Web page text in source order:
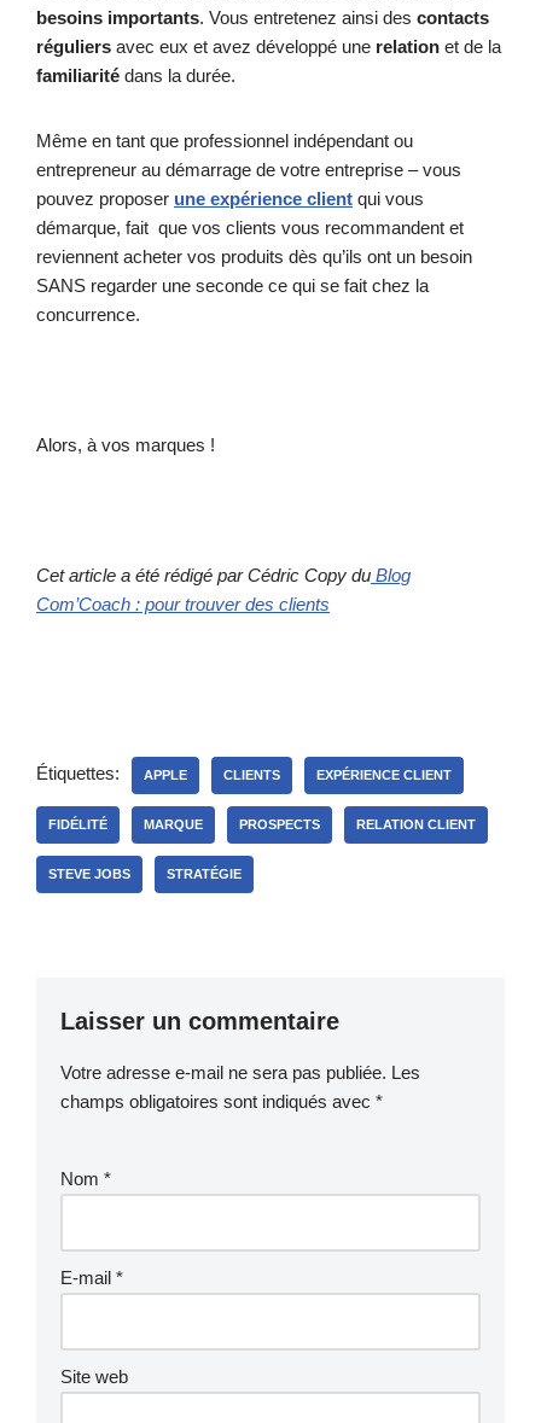
besoins importants. Vous entretenez ainsi des contacts
réguliers avec eux et avez développé une relation et de la
familiarité dans la durée.
Même en tant que professionnel indépendant ou
entrepreneur au démarrage de votre entreprise – vous
pouvez proposer une expérience client qui vous
démarque, fait que vos clients vous recommandent et
reviennent acheter vos produits dès qu’ils ont un besoin
SANS regarder une seconde ce qui se fait chez la
concurrence.
Alors, à vos marques !
Cet article a été rédigé par Cédric Copy du Blog
Com’Coach : pour trouver des clients
Étiquettes: APPLE CLIENTS EXPÉRIENCE CLIENT
FIDÉLITÉ MARQUE PROSPECTS RELATION CLIENT
STEVE JOBS STRATÉGIE
Laisser un commentaire
Votre adresse e-mail ne sera pas publiée. Les
champs obligatoires sont indiqués avec *
Nom *
E-mail *
Site web